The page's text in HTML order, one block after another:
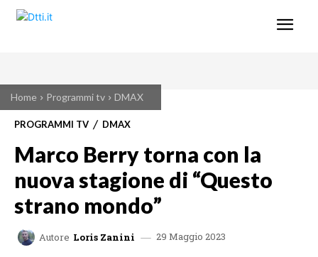
Home Programmi tv DMAX
PROGRAMMI TV DMAX
Marco Berry torna con la
nuova stagione di “Questo
strano mondo”
Autore Loris Zanini 29 Maggio 2023